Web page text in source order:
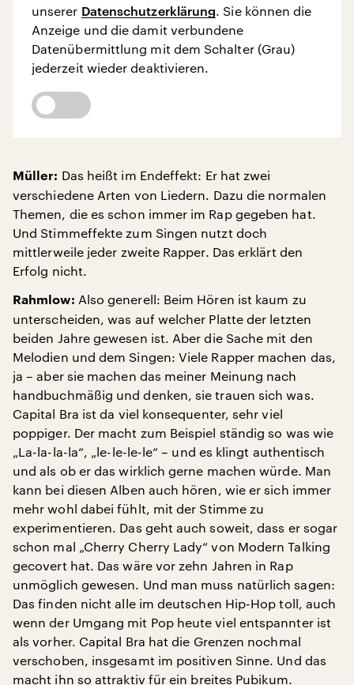
unserer Datenschutzerklärung. Sie können die
Anzeige und die damit verbundene
Datenübermittlung mit dem Schalter (Grau)
jederzeit wieder deaktivieren.
Müller: Das heißt im Endeffekt: Er hat zwei
verschiedene Arten von Liedern. Dazu die normalen
Themen, die es schon immer im Rap gegeben hat.
Und Stimmeffekte zum Singen nutzt doch
mittlerweile jeder zweite Rapper. Das erklärt den
Erfolg nicht.
Rahmlow: Also generell: Beim Hören ist kaum zu
unterscheiden, was auf welcher Platte der letzten
beiden Jahre gewesen ist. Aber die Sache mit den
Melodien und dem Singen: Viele Rapper machen das,
ja – aber sie machen das meiner Meinung nach
handbuchmäßig und denken, sie trauen sich was.
Capital Bra ist da viel konsequenter, sehr viel
poppiger. Der macht zum Beispiel ständig so was wie
„La-la-la-la“, „le-le-le-le“ – und es klingt authentisch
und als ob er das wirklich gerne machen würde. Man
kann bei diesen Alben auch hören, wie er sich immer
mehr wohl dabei fühlt, mit der Stimme zu
experimentieren. Das geht auch soweit, dass er sogar
schon mal „Cherry Cherry Lady“ von Modern Talking
gecovert hat. Das wäre vor zehn Jahren in Rap
unmöglich gewesen. Und man muss natürlich sagen:
Das finden nicht alle im deutschen Hip-Hop toll, auch
wenn der Umgang mit Pop heute viel entspannter ist
als vorher. Capital Bra hat die Grenzen nochmal
verschoben, insgesamt im positiven Sinne. Und das
macht ihn so attraktiv für ein breites Pubikum.